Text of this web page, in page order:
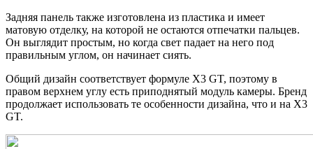
Задняя панель также изготовлена из пластика и имеет
матовую отделку, на которой не остаются отпечатки пальцев.
Он выглядит простым, но когда свет падает на него под
правильным углом, он начинает сиять.
Общий дизайн соответствует формуле X3 GT, поэтому в
правом верхнем углу есть приподнятый модуль камеры. Бренд
продолжает использовать те особенности дизайна, что и на X3
GT.